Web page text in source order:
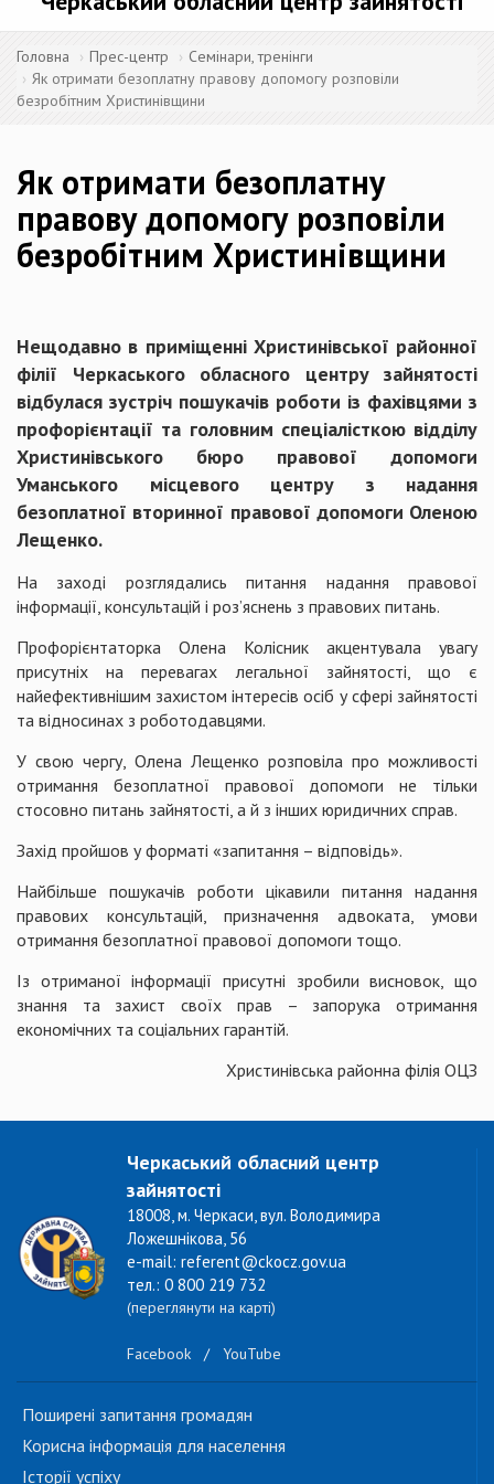
Головна Прес-центр
Семінари, тренінги
Як отримати безоплатну правову допомогу розповіли
безробітним Христинівщини
Як отримати безоплатну
правову допомогу розповіли
безробітним Христинівщини
Нещодавно в приміщенні Христинівської районної
філії Черкаського обласного центру зайнятості
відбулася зустріч пошукачів роботи із фахівцями з
профорієнтації та головним спеціалісткою відділу
Христинівського бюро правової допомоги
Уманського місцевого центру з надання
безоплатної вторинної правової допомоги Оленою
Лещенко.
На заході розглядались питання надання правової
інформації, консультацій і роз’яснень з правових питань.
Профорієнтаторка Олена Колісник акцентувала увагу
присутніх на перевагах легальної зайнятості, що є
найефективнішим захистом інтересів осіб у сфері зайнятості
та відносинах з роботодавцями.
У свою чергу, Олена Лещенко розповіла про можливості
отримання безоплатної правової допомоги не тільки
стосовно питань зайнятості, а й з інших юридичних справ.
Захід пройшов у форматі «запитання – відповідь».
Найбільше пошукачів роботи цікавили питання надання
правових консультацій, призначення адвоката, умови
отримання безоплатної правової допомоги тощо.
Із отриманої інформації присутні зробили висновок, що
знання та захист своїх прав – запорука отримання
економічних та соціальних гарантій.
Христинівська районна філія ОЦЗ
Черкаський обласний центр
зайнятості
18008, м. Черкаси, вул. Володимира
Ложешнікова, 56
e-mail: referent@ckocz.gov.ua
тел.: 0 800 219 732
(переглянути на карті)
Facebook / YouTube
Поширені запитання громадян
Корисна інформація для населення
Історії успіху